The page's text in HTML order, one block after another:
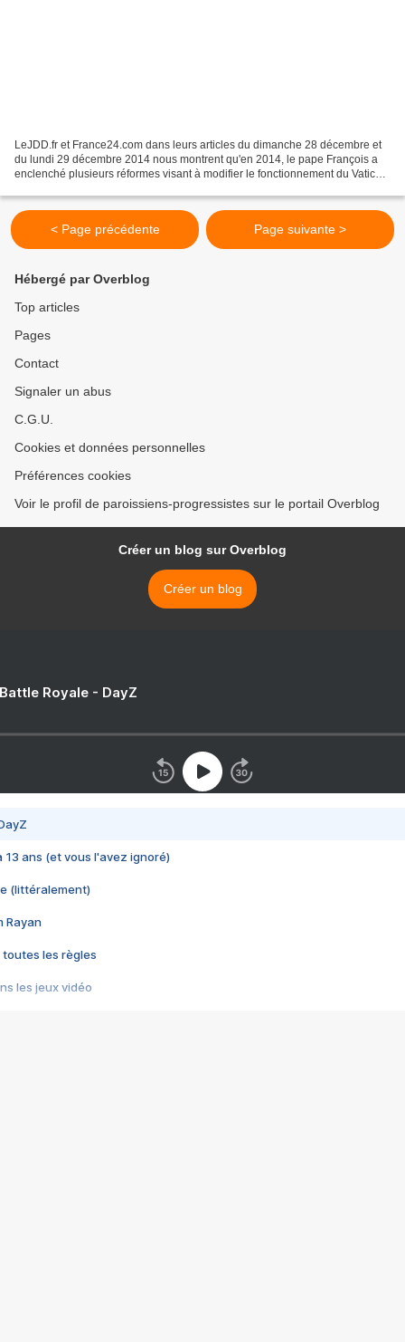
LeJDD.fr et France24.com dans leurs articles du dimanche 28 décembre et
du lundi 29 décembre 2014 nous montrent qu'en 2014, le pape François a
enclenché plusieurs réformes visant à modifier le fonctionnement du Vatican
< Page précédente Page suivante >
Hébergé par Overblog
Top articles
Pages
Contact
Signaler un abus
C.G.U.
Cookies et données personnelles
Préférences cookies
Voir le profil de paroissiens-progressistes sur le portail Overblog
Créer un blog sur Overblog
Créer un blog
Royale - DayZ
13 ans (et vous l'avez ignoré)
(littéralement)
Rayan
toutes les règles
les jeux vidéo